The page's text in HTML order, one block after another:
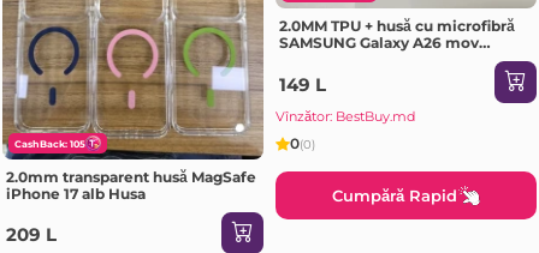
CashBack: 105
2.0mm transparent husă MagSafe
iPhone 17 alb Husa
209 L
2.0MM TPU + husă cu microfibră
SAMSUNG Galaxy A26 mov
149 L
Vînzător: BestBuy.md
0(0)
Cumpără Rapid